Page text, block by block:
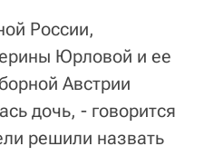
России,
Юрловой и ее
Австрии
дочь, - говорится
решили назвать